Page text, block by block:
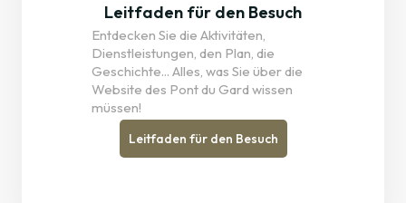
Leitfaden für den Besuch
Entdecken Sie die Aktivitäten,
Dienstleistungen, den Plan, die
Geschichte... Alles, was Sie über die
Website des Pont du Gard wissen
müssen!
Leitfaden für den Besuch